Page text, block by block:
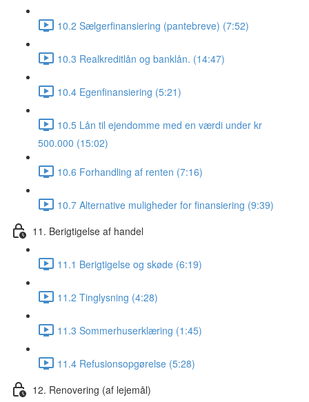
10.2 Sælgerfinansiering (pantebreve) (7:52)
10.3 Realkreditlån og banklån. (14:47)
10.4 Egenfinansiering (5:21)
10.5 Lån til ejendomme med en værdi under kr
500.000 (15:02)
10.6 Forhandling af renten (7:16)
10.7 Alternative muligheder for finansiering (9:39)
11. Berigtigelse af handel
11.1 Berigtigelse og skøde (6:19)
11.2 Tinglysning (4:28)
11.3 Sommerhuserklæring (1:45)
11.4 Refusionsopgørelse (5:28)
12. Renovering (af lejemål)